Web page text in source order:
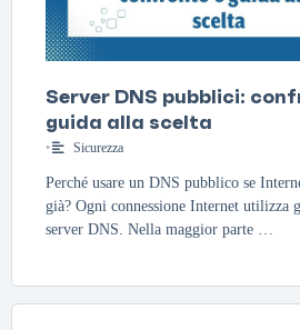
Server DNS pubblici:
guida alla scelta
• Sicurezza
Perché usare un DNS pubblico se
già? Ogni connessione Internet utilizza
server DNS. Nella maggior parte …